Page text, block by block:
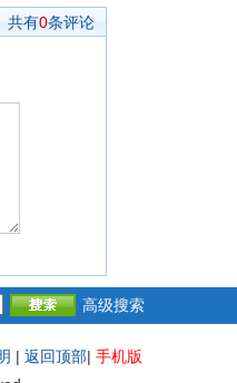
共有0条评论
高级搜索
| 返回顶部| 手机版